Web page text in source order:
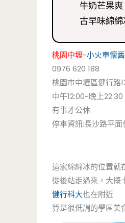
牛奶芒果
古早味綿
桃園中壢-小火車懷
0976 620 188
桃園市中壢區健行路
中午12:00~晚上22:30
有事才公休
停車資訊:長沙路平
這家綿綿冰的位置就
從後站走過來，大概
健行科大也在附近
算是很低調的學區美